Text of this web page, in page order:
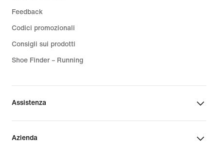
Feedback
Codici promozionali
Consigli sui prodotti
Shoe Finder – Running
Assistenza
Azienda